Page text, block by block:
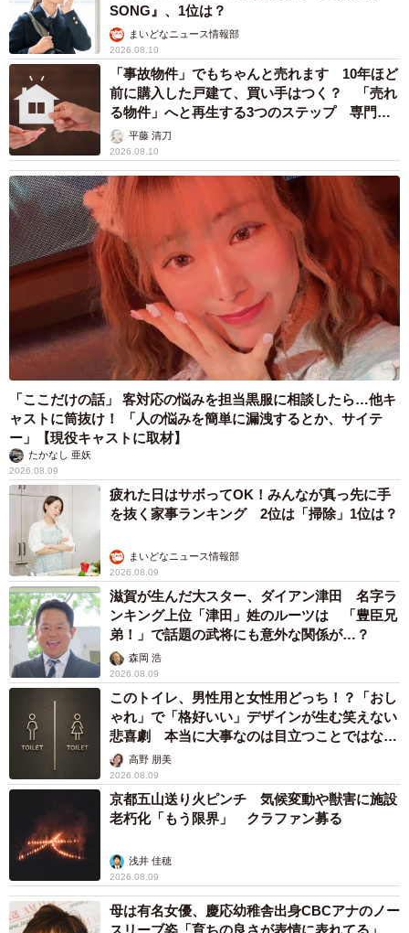
SONG』、1位は？
まいどなニュース情報部
2026.08.10
「事故物件」でもちゃんと売れます 10年ほど
前に購入した戸建て、買い手はつく？ 「売れ
る物件」へと再生する3つのステップ 専門家
が解説平藤 清刀
2026.08.10
「ここだけの話」 客対応の悩みを担当黒服に相談したら…他キ
ャストに筒抜け！ 「人の悩みを簡単に漏洩するとか、サイテ
ー」【現役キャストに取材】
たかなし 亜妖
2026.08.09
疲れた日はサボってOK！みんなが真っ先に手
を抜く家事ランキング 2位は「掃除」1位は？
まいどなニュース情報部
2026.08.09
滋賀が生んだ大スター、ダイアン津田 名字ラ
ンキング上位「津田」姓のルーツは 「豊臣兄
弟！」で話題の武将にも意外な関係が…？
森岡 浩
2026.08.09
このトイレ、男性用と女性用どっち！？「おし
ゃれ」で「格好いい」デザインが生む笑えない
悲喜劇 本当に大事なのは目立つことではな
く…高野 朋美
2026.08.09
京都五山送り火ピンチ 気候変動や獣害に施設
老朽化「もう限界」 クラファン募る
浅井 佳穂
2026.08.09
母は有名女優、慶応幼稚舎出身CBCアナのノー
スリーブ姿「育ちの良さが表情に表れてる」